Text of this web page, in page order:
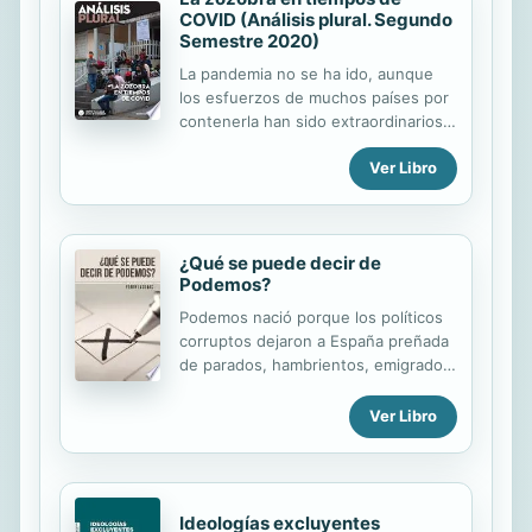
COVID (Análisis plural. Segundo
Semestre 2020)
La pandemia no se ha ido, aunque
los esfuerzos de muchos países por
contenerla han sido extraordinarios.
Las enseñanzas de esta experiencia
histórica son duras. Esta edición
compila una serie de reflexiones
enfrentado la pandemia distintos
grupos de personas. (ITESO), (ITESO
Universidad).
Ver Libro
¿Qué se puede decir de
Podemos?
Podemos nació porque los políticos
corruptos dejaron a España preñada
de parados, hambrientos, emigrados,
puede decir de Podemos? es un
ensayo político, escrito en tono
humorístico, donde se comentan las
utopías que pretenden implantar los
Ver Libro
Ideologías excluyentes